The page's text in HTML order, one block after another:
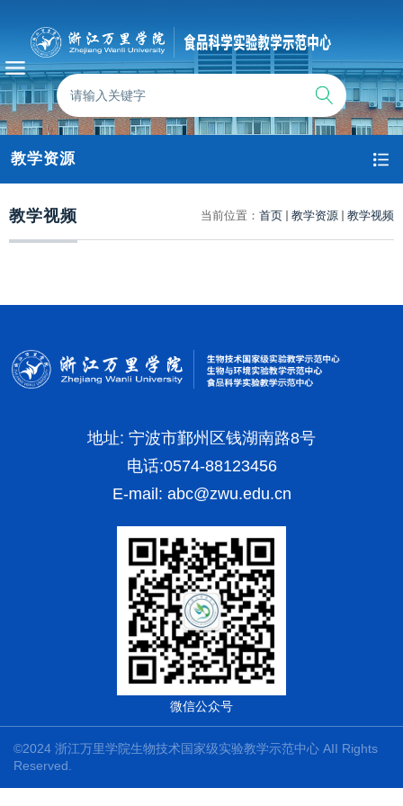
教学资源
当前位置： 首页 教学资源 教学视频
教学视频
地址: 宁波市鄞州区钱湖南路8号
电话:0574-88123456
E-mail: abc@zwu.edu.cn
微信公众号
©2024 浙江万里学院生物技术国家级实验教学示范中心 AII Rights
Reserved.